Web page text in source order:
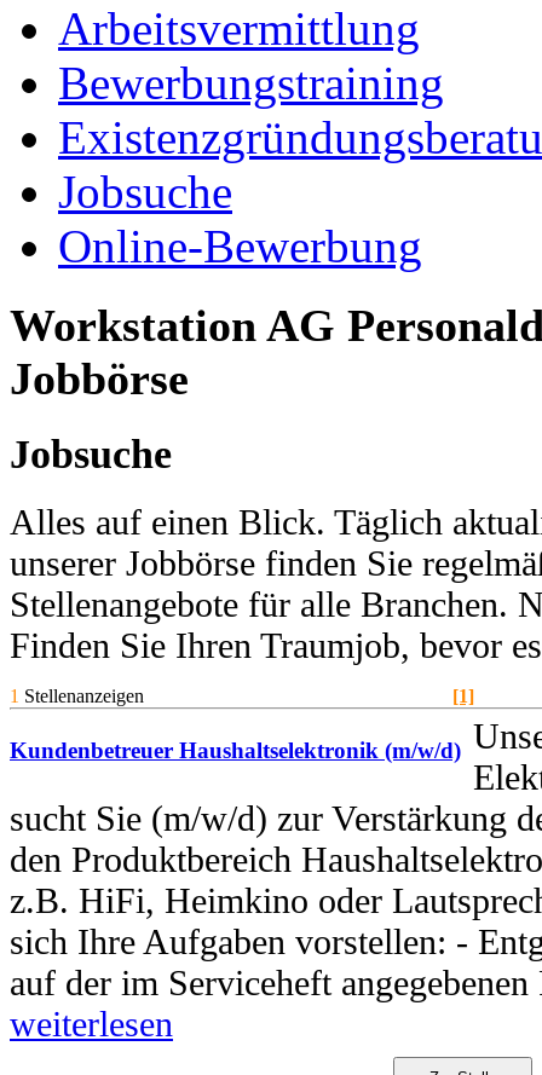
Arbeitsvermittlung
Bewerbungstraining
Jobsuche
Online-Bewerbung
Workstation AG
Jobbörse
Jobsuche
Alles auf einen Blick. Täglich
unserer Jobbörse finden Sie
Stellenangebote für alle Branchen.
Finden Sie Ihren Traumjob, bevor
1 Stellenanzeigen [1]
Kundenbetreuer Haushaltselektronik (m/w/d)
sucht Sie (m/w/d) zur Verstärkung
den Produktbereich
z.B. HiFi, Heimkino oder
sich Ihre Aufgaben vorstellen: -
auf der im Serviceheft
weiterlesen